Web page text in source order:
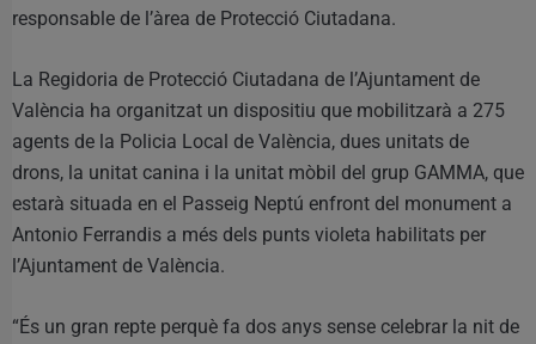
responsable de l’àrea de Protecció Ciutadana.
La Regidoria de Protecció Ciutadana de l’Ajuntament de
València ha organitzat un dispositiu que mobilitzarà a 275
agents de la Policia Local de València, dues unitats de
drons, la unitat canina i la unitat mòbil del grup GAMMA, que
estarà situada en el Passeig Neptú enfront del monument a
Antonio Ferrandis a més dels punts violeta habilitats per
l’Ajuntament de València.
“És un gran repte perquè fa dos anys sense celebrar la nit de